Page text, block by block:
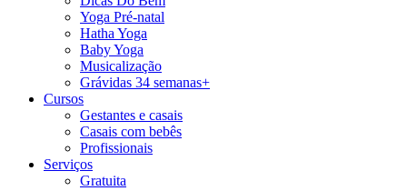
Yoga Pré-natal
Hatha Yoga
Baby Yoga
Musicalização
Grávidas 34 semanas+
Cursos
Gestantes e casais
Casais com bebês
Profissionais
Serviços
Gratuita